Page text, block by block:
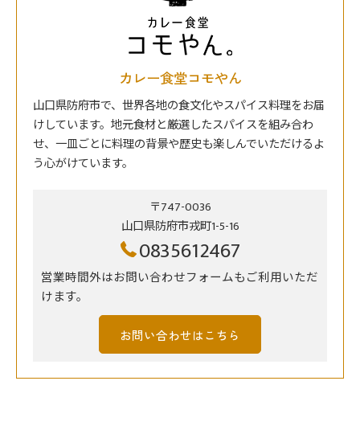
カレー食堂コモやん
山口県防府市で、世界各地の食文化やスパイス料理をお届
けしています。地元食材と厳選したスパイスを組み合わ
せ、一皿ごとに料理の背景や歴史も楽しんでいただけるよ
う心がけています。
〒747-0036
山口県防府市戎町1-5-16
0835612467
営業時間外はお問い合わせフォームもご利用いただ
けます。
お問い合わせはこちら